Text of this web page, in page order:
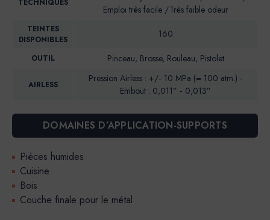
TECHNIQUES
Emploi très facile /Très faible odeur
TEINTES
DISPONIBLES
160
OUTIL Pinceau, Brosse, Rouleau, Pistolet
AIRLESS
Pression Airless : +/‐ 10 MPa (= 100 atm.) -
Embout : 0,011” ‐ 0,013”
DOMAINES D’APPLICATION-SUPPORTS
Pièces humides
Cuisine
Bois
Couche finale pour le métal